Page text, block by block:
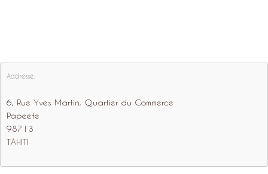
Addresse:
6, Rue Yves Martin, Quartier du Commerce
Papeete
98713
TAHITI